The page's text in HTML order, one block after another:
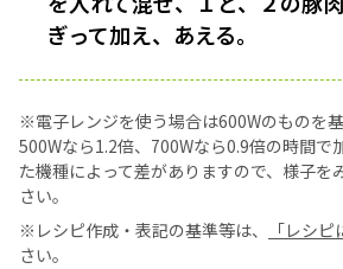
ぎって加え、あえる。
※電子レンジを使う場合は600Wのものを基
500Wなら1.2倍、700Wなら0.9倍の時間で
た機種によって差がありますので、様子を
さい。
※レシピ作成・表記の基準等は、
「レシピ
さい。